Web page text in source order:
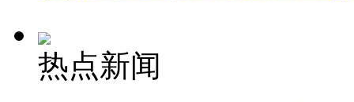
热点新闻